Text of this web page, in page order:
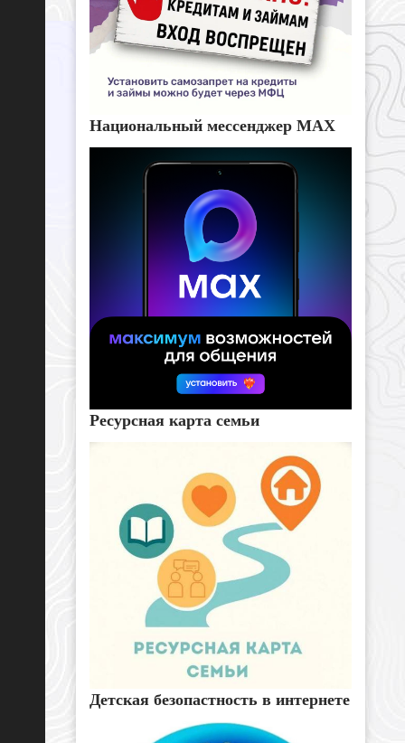
Национальный мессенджер MAX
Ресурсная карта семьи
Детская безопастность в интернете